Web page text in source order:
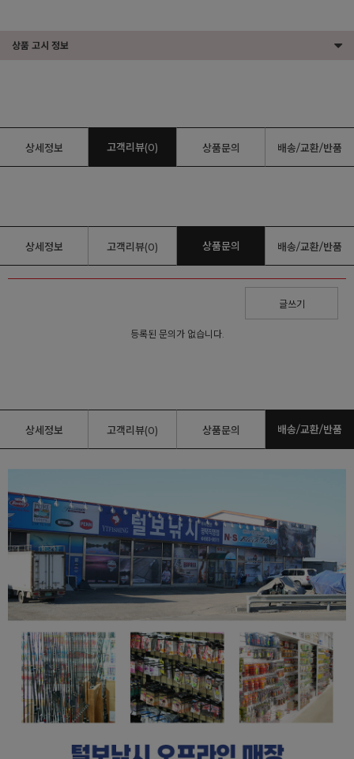
상품 고시 정보
상세정보 고객리뷰(0) 상품문의 배송/교환/반품
상세정보 고객리뷰(0) 상품문의 배송/교환/반품
글쓰기
등록된 문의가 없습니다.
상세정보 고객리뷰(0) 상품문의 배송/교환/반품